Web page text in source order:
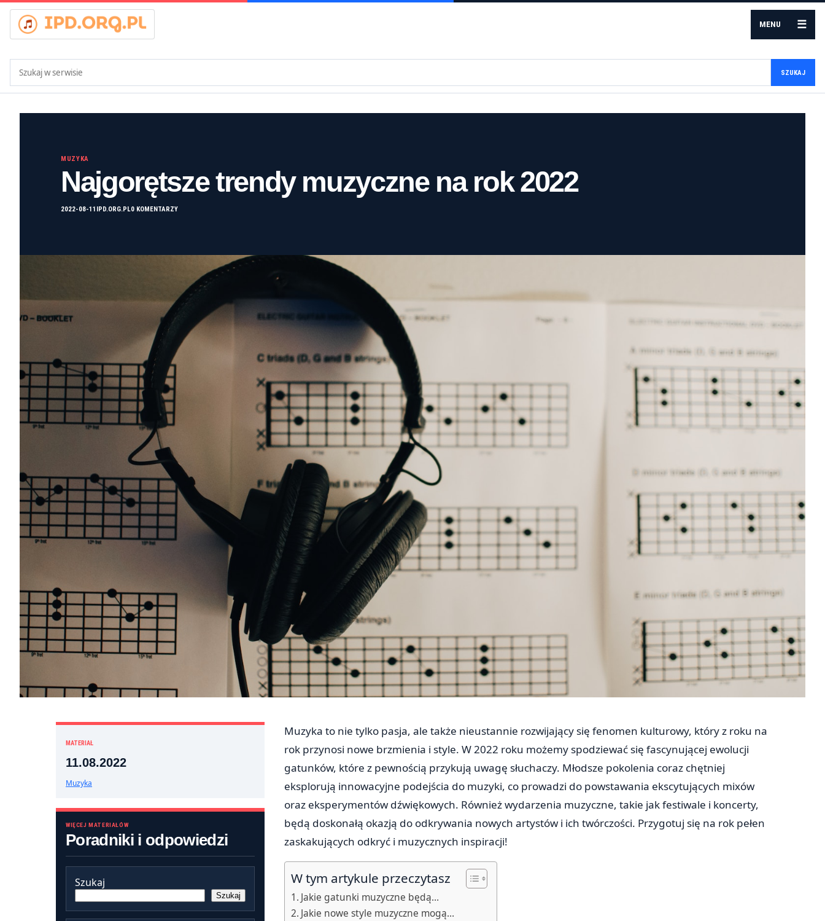
MENU ☰
SZUKAJ
MUZYKA
Najgorętsze trendy muzyczne na rok 2022
2022-08-11 IPD.ORG.PL0 KOMENTARZY
MATERIAŁ
11.08.2022
Muzyka
WIĘCEJ MATERIAŁÓW
Poradniki i odpowiedzi
Szukaj
Szukaj
Muzyka to nie tylko pasja, ale także nieustannie rozwijający się fenomen kulturowy, który z roku na
rok przynosi nowe brzmienia i style. W 2022 roku możemy spodziewać się fascynującej ewolucji
gatunków, które z pewnością przykują uwagę słuchaczy. Młodsze pokolenia coraz chętniej
eksplorują innowacyjne podejścia do muzyki, co prowadzi do powstawania ekscytujących mixów
oraz eksperymentów dźwiękowych. Również wydarzenia muzyczne, takie jak festiwale i koncerty,
będą doskonałą okazją do odkrywania nowych artystów i ich twórczości. Przygotuj się na rok pełen
zaskakujących odkryć i muzycznych inspiracji!
W tym artykule przeczytasz
Jakie gatunki muzyczne będą…
Jakie nowe style muzyczne mogą…